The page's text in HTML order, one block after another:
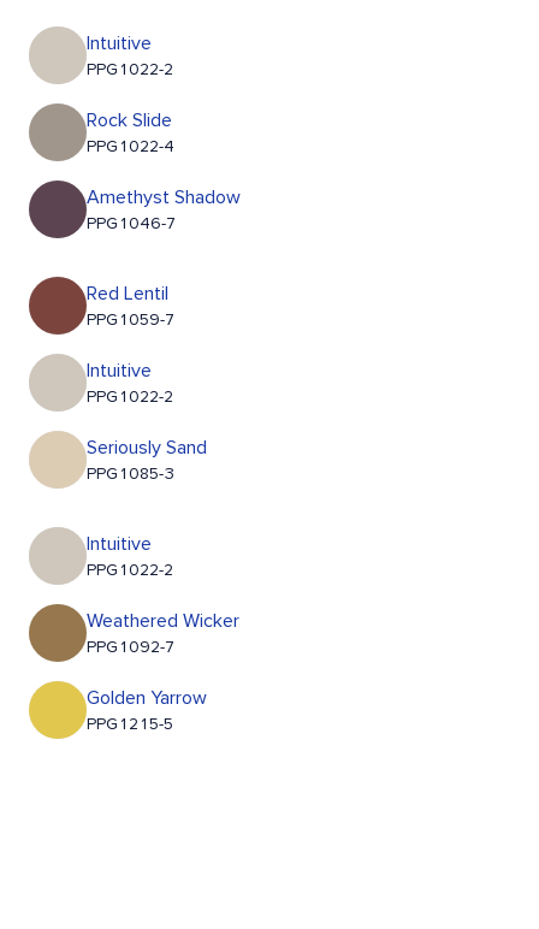
Intuitive
PPG1022-2
Rock Slide
PPG1022-4
Amethyst Shadow
PPG1046-7
Red Lentil
PPG1059-7
Intuitive
PPG1022-2
Seriously Sand
PPG1085-3
Intuitive
PPG1022-2
Weathered Wicker
PPG1092-7
Golden Yarrow
PPG1215-5